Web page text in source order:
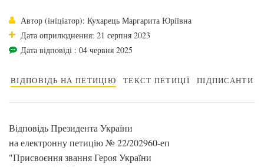
Автор (ініціатор): Кухарець Маргарита Юріївна
Дата оприлюднення: 21 серпня 2023
Дата відповіді : 04 червня 2025
ВІДПОВІДЬ НА ПЕТИЦІЮ ТЕКСТ ПЕТИЦІЇ ПІДПИСАНТИ
Відповідь Президента України
на електронну петицію № 22/202960-еп
"Присвоєння звання Героя України